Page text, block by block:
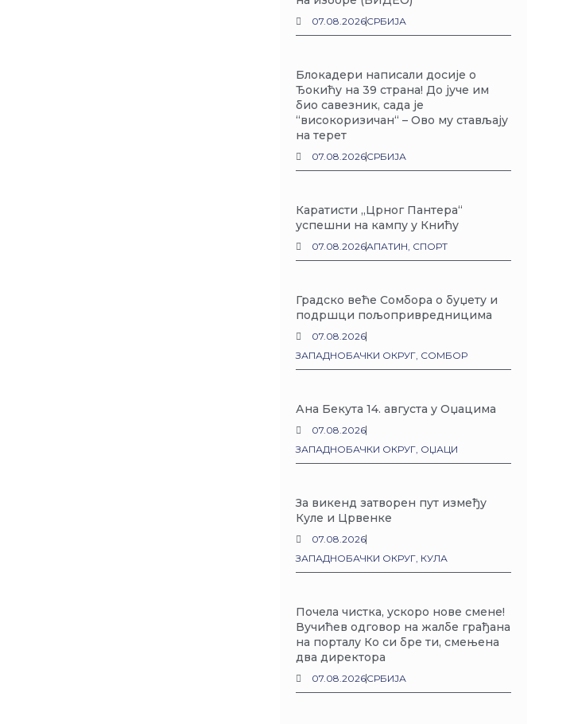
07.08.2026СРБИЈА
Блокадери написали досије о
Ђокићу на 39 страна! До јуче им
био савезник, сада је
“високоризичан“ – Ово му стављају
на терет
07.08.2026СРБИЈА
Каратисти „Црног Пантера“
успешни на кампу у Книћу
07.08.2026АПАТИН, СПОРТ
Градско веће Сомбора о буџету и
подршци пољопривредницима
07.08.2026
ЗАПАДНОБАЧКИ ОКРУГ, СОМБОР
Ана Бекута 14. августа у Оџацима
07.08.2026
ЗАПАДНОБАЧКИ ОКРУГ, ОЏАЦИ
За викенд затворен пут између
Куле и Црвенке
07.08.2026
ЗАПАДНОБАЧКИ ОКРУГ, КУЛА
Почела чистка, ускоро нове смене!
Вучићев одговор на жалбе грађана
на порталу Ко си бре ти, смењена
два директора
07.08.2026СРБИЈА